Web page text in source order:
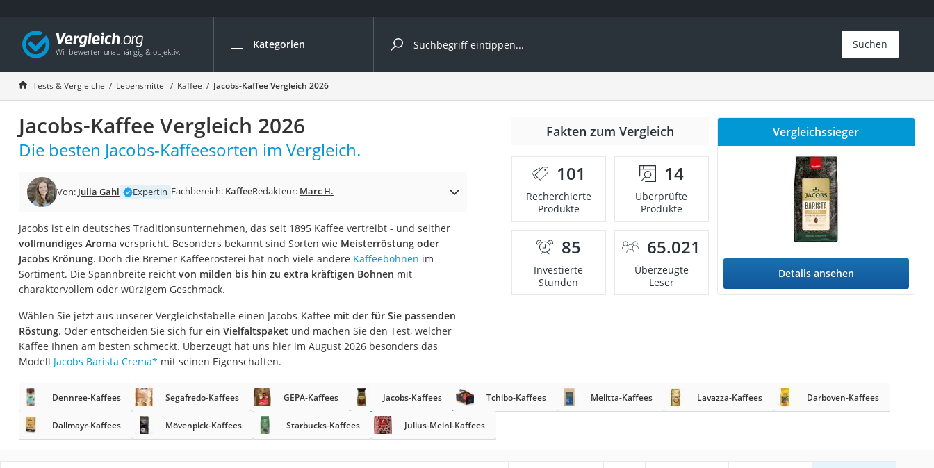
Kategorien
Die beliebtesten Vergleiche nach Kategorie
Lebensmittel
Schwarzkümmelöl
Knäckebrot
Schwarzkümmelöl-Kapseln
Eiklar
Balsamico-Essig
Schwarzkümmelöl bio
Sardinen
Gemüsebrühe
Eiskaffee-Pulver
Irischer Whiskey
Grapefruitkernextrakt
Matcha-Set
Sojasauce
Suchen
Tests & Vergleiche Lebensmittel Kaffee Jacobs-Kaffee Vergleich 2026
Jacobs-Kaffee Vergleich 2026
Die besten Jacobs-Kaffeesorten im Vergleich.
Von: Julia Gahl Expertin Fachbereich: KaffeeRedakteur: Marc H.
Jacobs ist ein deutsches Traditionsunternehmen, das seit 1895 Kaffee vertreibt - und seither
vollmundiges Aroma verspricht. Besonders bekannt sind Sorten wie Meisterröstung oder
Jacobs Krönung. Doch die Bremer Kaffeerösterei hat noch viele andere Kaffeebohnen im
Sortiment. Die Spannbreite reicht von milden bis hin zu extra kräftigen Bohnen mit
charaktervollem oder würzigem Geschmack.
Wählen Sie jetzt aus unserer Vergleichstabelle einen Jacobs-Kaffee mit der für Sie passenden
Röstung. Oder entscheiden Sie sich für ein Vielfaltspaket und machen Sie den Test, welcher
Kaffee Ihnen am besten schmeckt. Überzeugt hat uns hier im August 2026 besonders das
Modell Jacobs Barista Crema* mit seinen Eigenschaften.
Fakten zum Vergleich
101
Recherchierte
Produkte
14
Überprüfte
Produkte
85
Investierte
Stunden
65.021
Überzeugte
Leser
Vergleichssieger
Details ansehen
Dennree-Kaffees Segafredo-Kaffees GEPA-Kaffees Jacobs-Kaffees Tchibo-Kaffees Melitta-Kaffees Lavazza-Kaffees Darboven-Kaffees
Dallmayr-Kaffees Mövenpick-Kaffees Starbucks-Kaffees Julius-Meinl-Kaffees